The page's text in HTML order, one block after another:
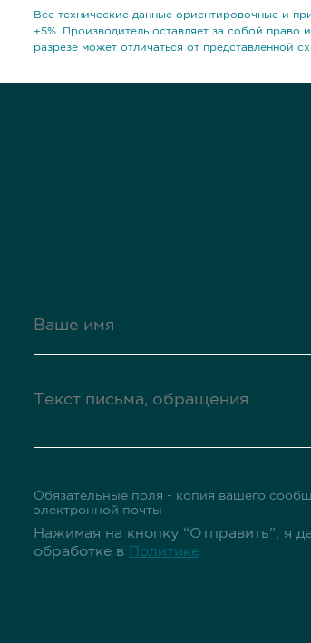
Все технические данные ориентировочные и
±5%. Производитель оставляет за собой право
разрезе может отличаться от представленной
Обязательные поля - копия вашего
электронной почты
Нажимая на кнопку “Отправить”, я
обработке в
Политике